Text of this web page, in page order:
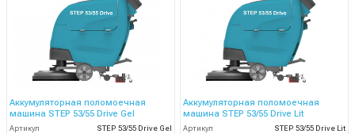
Аккумуляторная поломоечная
машина STEP 53/55 Drive Gel
Артикул
STEP 53/55 Drive Gel
Аккумуляторная поломоечная
машина STEP 53/55 Drive Lit
Артикул
STEP 53/55 Drive Lit